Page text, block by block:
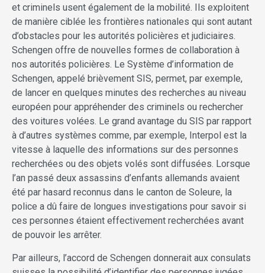
et criminels usent également de la mobilité. Ils exploitent
de manière ciblée les frontières nationales qui sont autant
d’obstacles pour les autorités policières et judiciaires.
Schengen offre de nouvelles formes de collaboration à
nos autorités policières. Le Système d’information de
Schengen, appelé brièvement SIS, permet, par exemple,
de lancer en quelques minutes des recherches au niveau
européen pour appréhender des criminels ou rechercher
des voitures volées. Le grand avantage du SIS par rapport
à d’autres systèmes comme, par exemple, Interpol est la
vitesse à laquelle des informations sur des personnes
recherchées ou des objets volés sont diffusées. Lorsque
l’an passé deux assassins d’enfants allemands avaient
été par hasard reconnus dans le canton de Soleure, la
police a dû faire de longues investigations pour savoir si
ces personnes étaient effectivement recherchées avant
de pouvoir les arrêter.
Par ailleurs, l’accord de Schengen donnerait aux consulats